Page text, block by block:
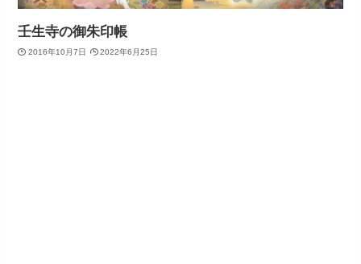
壬生寺の御朱印帳
2016年10月7日 2022年6月25日